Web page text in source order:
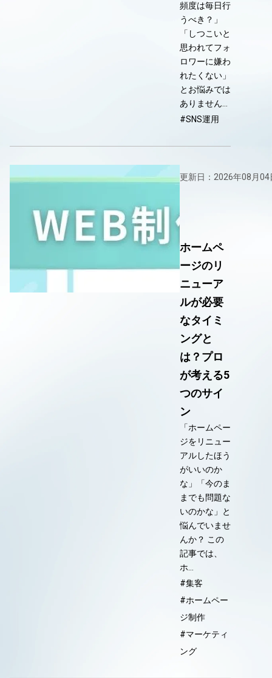
頻度は毎日行
うべき？」
「しつこいと
思われてフォ
ロワーに嫌わ
れたくない」
とお悩みでは
ありません…
#SNS運用
更新日：2026年08月04
ホームペ
ージのリ
ニューア
ルが必要
なタイミ
ングと
は？プロ
が考える5
つのサイ
ン
「ホームペー
ジをリニュー
アルしたほう
がいいのか
な」「今のま
までも問題な
いのかな」と
悩んでいませ
んか？ この
記事では、
ホ…
#集客
#ホームペー
ジ制作
#マーケティ
ング